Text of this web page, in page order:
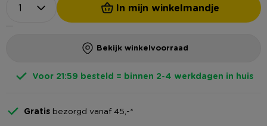
In mijn winkelmandje
Bekijk winkelvoorraad
Voor 21:59 besteld = binnen 2-4 werkdagen in huis
Gratis bezorgd vanaf 45,-*